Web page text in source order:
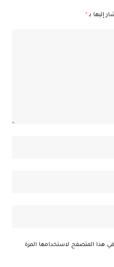
إليها بـ *
في هذا المتصفح لاستخدامها المرة